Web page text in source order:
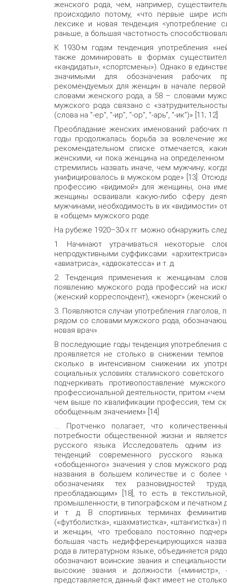
женского рода, чем, например,
происходило потому, «что первые шире
лексике и новая тенденция
раньше, а большая частотность
К 1930-м годам тенденция употребления
также доминировать в формах
«кандидаты», «спортсмены»). Однако в
значимыми для обозначения рабочих
рекомендуемых для женщин в начале
словами женского рода, а 58 – словами
мужского рода связано с
(слова на "-ер", "-ир", "-ор", "-арь", "-ик")» [11; 12].
Преобладание женских именований
годы продолжалась борьба за вовлечение
рекомендательном списке отмечается,
женскими, «и пока женщина на определенном
стремились назвать иначе, чем мужчину;
унифицировалось в мужском роде» [13].
профессию «видимой» для женщины, она
женщины осваивали какую-либо сферу
мужчинами, необходимость в их «видимости»
в «общем» мужского роде.
На рубеже 1920–30-х гг. можно обнаружить
1. Начинают утрачиваться некоторые
непродуктивными суффиксами:
«авиатриса», «адвокатесса» и т. д.
2. Тенденция применения к женщинам
появлению мужского рода профессий на
(женский корреспондент), «женорг» (женский
3. Появляются случаи употребления
рядом со словами мужского рода,
новая врач».
В последующие годы тенденция
проявляется не столько в снижении
сколько в интенсивном снижении их
социальных условиях сталинского
подчеркивать противопоставление
профессиональной деятельности, притом
чем выше по квалификации профессия, тем
обобщенным значением» [14].
…. Протченко полагает, что
потребности общественной жизни и
русского языка. Исследователь одним
тенденций современного русского
«обобщенного» значения у слов мужского
названия в большем количестве и с более
обозначениях тех разновидностей
преобладающим» [18], то есть в
промышленности, в типографском и печатном
и т. д. В спортивных терминах
(«футболистка», «шахматистка»,
и женщин, что требовало постоянно
большая часть недифференцирующихся
рода в литературном языке, объединяется
обозначают воинские звания и
высокие звания и должности («министр»,
представляется, данный факт имеет не